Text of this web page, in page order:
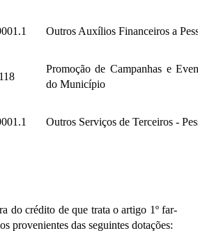
Outros Auxílios Financeiros a
Promoção de Campanhas e
do Município
Outros Serviços de Terceiros -
do crédito de que trata o artigo 1º far-
provenientes das seguintes dotações: